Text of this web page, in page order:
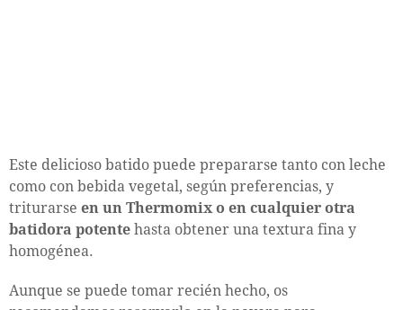
Este delicioso batido puede prepararse tanto con leche
como con bebida vegetal, según preferencias, y
triturarse en un Thermomix o en cualquier otra
batidora potente hasta obtener una textura fina y
homogénea.
Aunque se puede tomar recién hecho, os